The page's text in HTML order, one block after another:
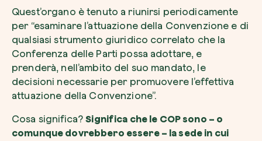
Quest’organo è tenuto a riunirsi periodicamente
per “esaminare l’attuazione della Convenzione e di
qualsiasi strumento giuridico correlato che la
Conferenza delle Parti possa adottare, e
prenderà, nell’ambito del suo mandato, le
decisioni necessarie per promuovere l’effettiva
attuazione della Convenzione”.
Cosa significa?Significa che le COP sono – o
comunque dovrebbero essere – la sede in cui
Riscatta un albero
Inserisci il tuo codice per riscattare un
Usa il codice